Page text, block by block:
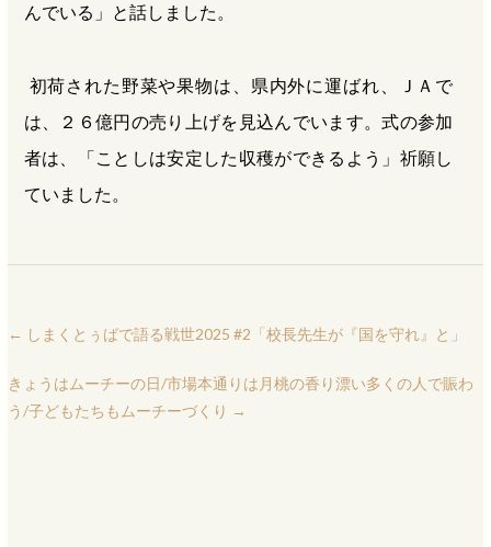
んでいる」と話しました。
初荷された野菜や果物は、県内外に運ばれ、ＪＡで
は、２６億円の売り上げを見込んでいます。式の参加
者は、「ことしは安定した収穫ができるよう」祈願し
ていました。
← しまくとぅばで語る戦世2025 #2「校長先生が『国を守れ』と」
きょうはムーチーの日/市場本通りは月桃の香り漂い多くの人で賑わ
う/子どもたちもムーチーづくり →